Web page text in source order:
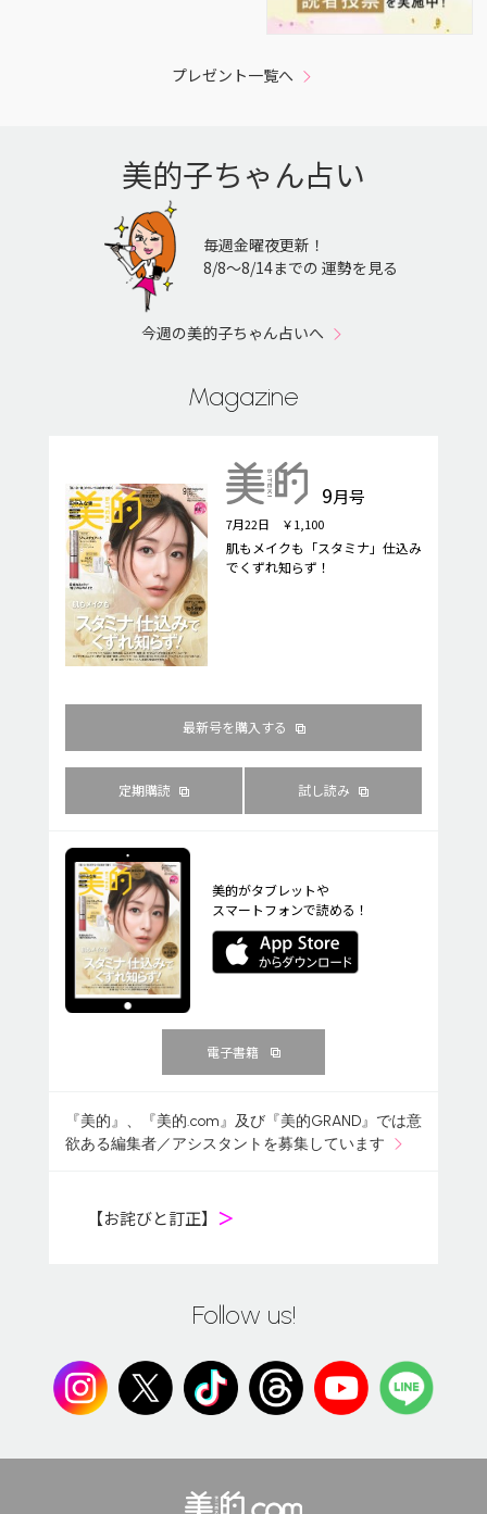
プレゼント一覧へ
美的子ちゃん占い
毎週金曜夜更新！
8/8〜8/14までの 運勢を見る
今週の美的子ちゃん占いへ
Magazine
9月号
7月22日 ￥1,100
肌もメイクも「スタミナ」仕込み
でくずれ知らず！
最新号を購入する
定期購読 試し読み
美的がタブレットや
スマートフォンで読める！
電子書籍
『美的』、『美的.com』及び『美的GRAND』では意
欲ある編集者／アシスタントを募集しています
【お詫びと訂正】 ＞
Follow us!